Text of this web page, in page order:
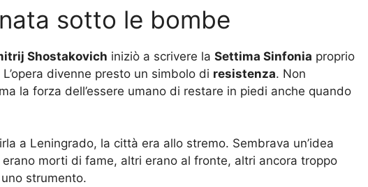
sotto le bombe
Shostakovich iniziò a scrivere la Settima Sinfonia proprio
divenne presto un simbolo di resistenza. Non
la forza dell’essere umano di restare in piedi anche quando
a Leningrado, la città era allo stremo. Sembrava un’idea
morti di fame, altri erano al fronte, altri ancora troppo
strumento.